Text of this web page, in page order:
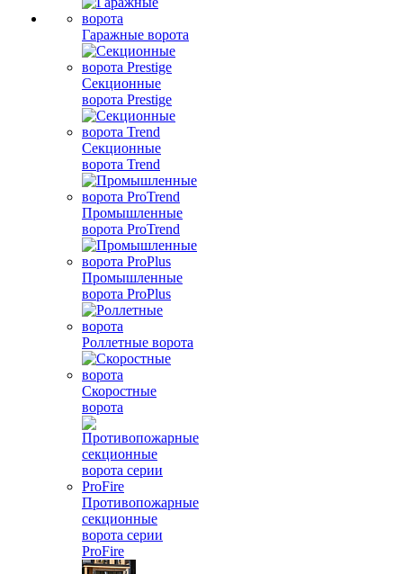
Гаражные ворота
Секционные
ворота Prestige
Секционные
ворота Trend
Промышленные
ворота ProTrend
Промышленные
ворота ProPlus
Роллетные ворота
Скоростные
ворота
Противопожарные
секционные
ворота серии
ProFire